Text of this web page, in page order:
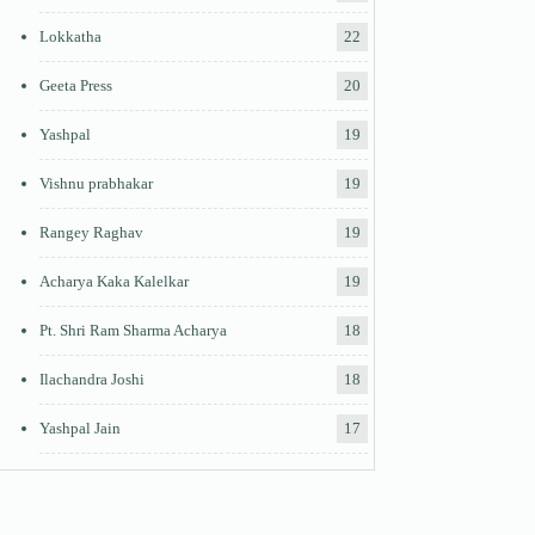
Lokkatha 22
Geeta Press 20
Yashpal 19
Vishnu prabhakar 19
Rangey Raghav 19
Acharya Kaka Kalelkar 19
Pt. Shri Ram Sharma Acharya 18
Ilachandra Joshi 18
Yashpal Jain 17